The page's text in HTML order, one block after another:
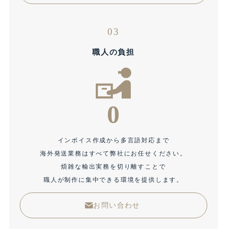
03
職人の負担
0
インボイス作成から多言語対応まで
海外発送業務はすべて弊社にお任せください。
煩雑な輸出実務を切り離すことで
職人が制作に集中できる環境を提供します。
お問い合わせ